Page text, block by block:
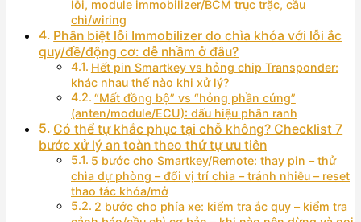
lỗi, module immobilizer/BCM trục trặc, cầu
chì/wiring
Phân biệt lỗi Immobilizer do chìa khóa với lỗi ắc
quy/đề/động cơ: dễ nhầm ở đâu?
Hết pin Smartkey vs hỏng chip Transponder:
khác nhau thế nào khi xử lý?
“Mất đồng bộ” vs “hỏng phần cứng”
(anten/module/ECU): dấu hiệu phân ranh
Có thể tự khắc phục tại chỗ không? Checklist 7
bước xử lý an toàn theo thứ tự ưu tiên
5 bước cho Smartkey/Remote: thay pin – thử
chìa dự phòng – đổi vị trí chìa – tránh nhiễu – reset
thao tác khóa/mở
2 bước cho phía xe: kiểm tra ắc quy – kiểm tra